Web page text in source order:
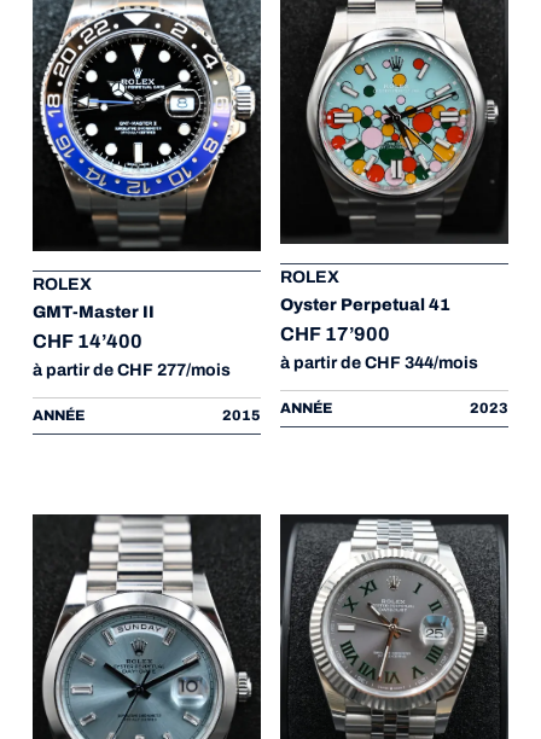
ROLEX
GMT-Master II
CHF 14’400
à partir de CHF 277/mois
ANNÉE 2015
ROLEX
Oyster Perpetual 41
CHF 17’900
à partir de CHF 344/mois
ANNÉE 2023